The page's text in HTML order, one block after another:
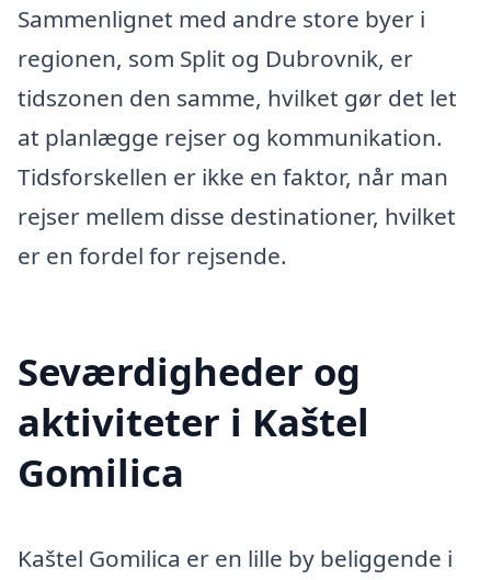
Sammenlignet med andre store byer i
regionen, som Split og Dubrovnik, er
tidszonen den samme, hvilket gør det let
at planlægge rejser og kommunikation.
Tidsforskellen er ikke en faktor, når man
rejser mellem disse destinationer, hvilket
er en fordel for rejsende.
Seværdigheder og
aktiviteter i Kaštel
Gomilica
Kaštel Gomilica er en lille by beliggende i